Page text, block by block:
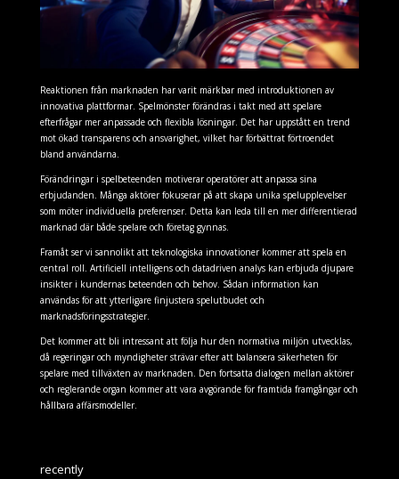
Reaktionen från marknaden har varit märkbar med introduktionen av
innovativa plattformar. Spelmönster förändras i takt med att spelare
efterfrågar mer anpassade och flexibla lösningar. Det har uppstått en trend
mot ökad transparens och ansvarighet, vilket har förbättrat förtroendet
bland användarna.
Förändringar i spelbeteenden motiverar operatörer att anpassa sina
erbjudanden. Många aktörer fokuserar på att skapa unika spelupplevelser
som möter individuella preferenser. Detta kan leda till en mer differentierad
marknad där både spelare och företag gynnas.
Framåt ser vi sannolikt att teknologiska innovationer kommer att spela en
central roll. Artificiell intelligens och datadriven analys kan erbjuda djupare
insikter i kundernas beteenden och behov. Sådan information kan
användas för att ytterligare finjustera spelutbudet och
marknadsföringsstrategier.
Det kommer att bli intressant att följa hur den normativa miljön utvecklas,
då regeringar och myndigheter strävar efter att balansera säkerheten för
spelare med tillväxten av marknaden. Den fortsatta dialogen mellan aktörer
och reglerande organ kommer att vara avgörande för framtida framgångar och
hållbara affärsmodeller.
recently